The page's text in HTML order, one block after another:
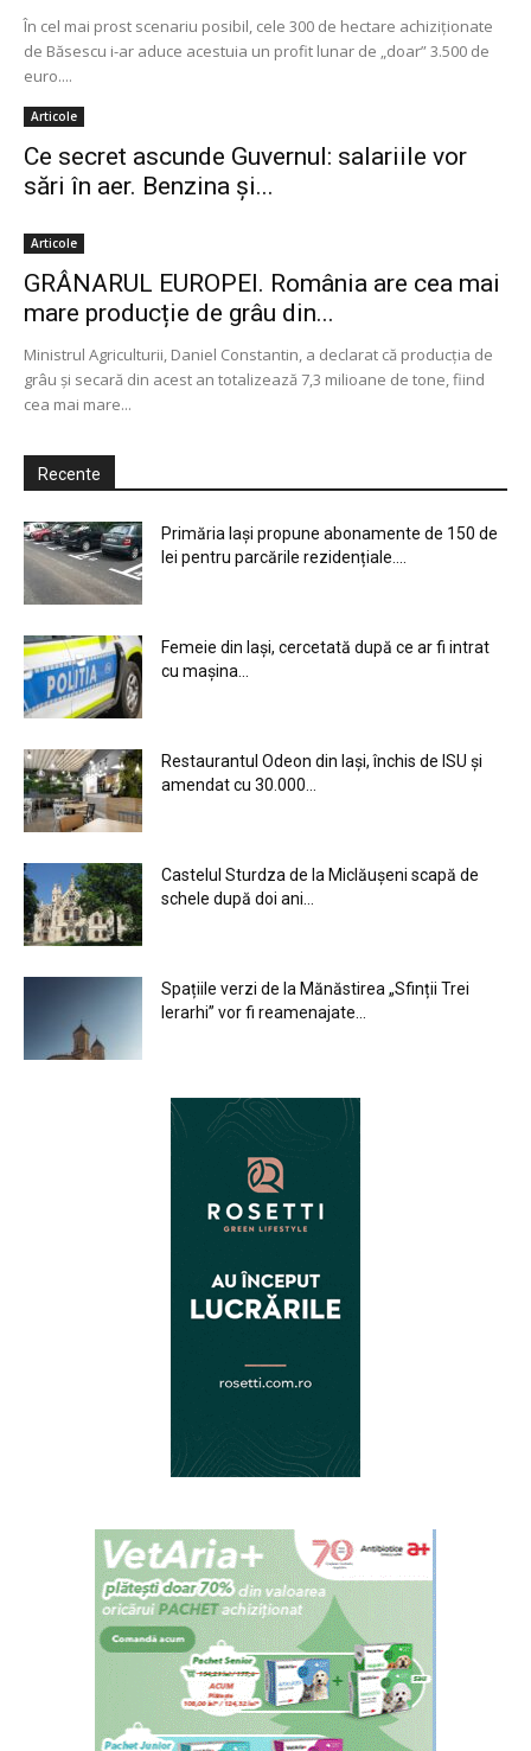
În cel mai prost scenariu posibil, cele 300 de hectare achiziţionate
de Băsescu i-ar aduce acestuia un profit lunar de „doar” 3.500 de
euro....
Articole
Ce secret ascunde Guvernul: salariile vor
sări în aer. Benzina și...
Articole
GRÂNARUL EUROPEI. România are cea mai
mare producție de grâu din...
Ministrul Agriculturii, Daniel Constantin, a declarat că producţia de
grâu şi secară din acest an totalizează 7,3 milioane de tone, fiind
cea mai mare...
Recente
Primăria Iași propune abonamente de 150 de
lei pentru parcările rezidențiale....
Femeie din Iași, cercetată după ce ar fi intrat
cu mașina...
Restaurantul Odeon din Iași, închis de ISU și
amendat cu 30.000...
Castelul Sturdza de la Miclăușeni scapă de
schele după doi ani...
Spațiile verzi de la Mănăstirea „Sfinții Trei
Ierarhi” vor fi reamenajate...